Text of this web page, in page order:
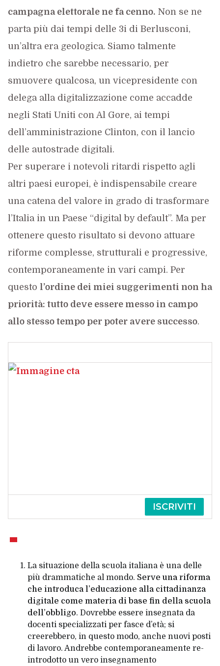
campagna elettorale ne fa cenno.Non se ne
parta più dai tempi delle 3i di Berlusconi,
un’altra era geologica. Siamo talmente
indietro che sarebbe necessario, per
smuovere qualcosa, un vicepresidente con
delega alla digitalizzazione come accadde
negli Stati Uniti con Al Gore, ai tempi
dell’amministrazione Clinton, con il lancio
delle autostrade digitali.
Per superare i notevoli ritardi rispetto agli
altri paesi europei, è indispensabile creare
una catena del valore in grado di trasformare
l’Italia in un Paese “digital by default”. Ma per
ottenere questo risultato si devono attuare
riforme complesse, strutturali e progressive,
contemporaneamente in vari campi. Per
questo l’ordine dei miei suggerimenti non ha
priorità: tutto deve essere messo in campo
allo stesso tempo per poter avere successo.
ISCRIVITI
La situazione della scuola italiana è una delle
più drammatiche al mondo. Serve una riforma
che introduca l’educazione alla cittadinanza
digitale come materia di base fin della scuola
dell’obbligo. Dovrebbe essere insegnata da
docenti specializzati per fasce d’età; si
creerebbero, in questo modo, anche nuovi posti
di lavoro. Andrebbe contemporaneamente re-
introdotto un vero insegnamento